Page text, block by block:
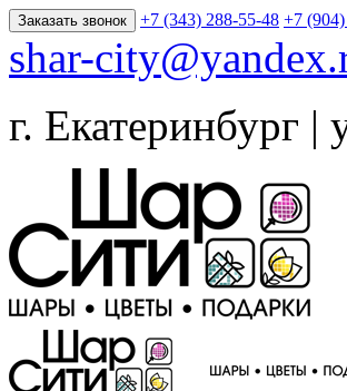
Заказать звонок +7 (343) 288-55-48 +7
shar-
г. Екатеринбург |